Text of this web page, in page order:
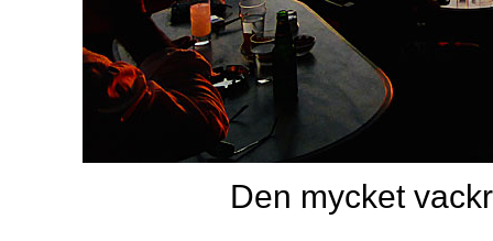
Den mycket